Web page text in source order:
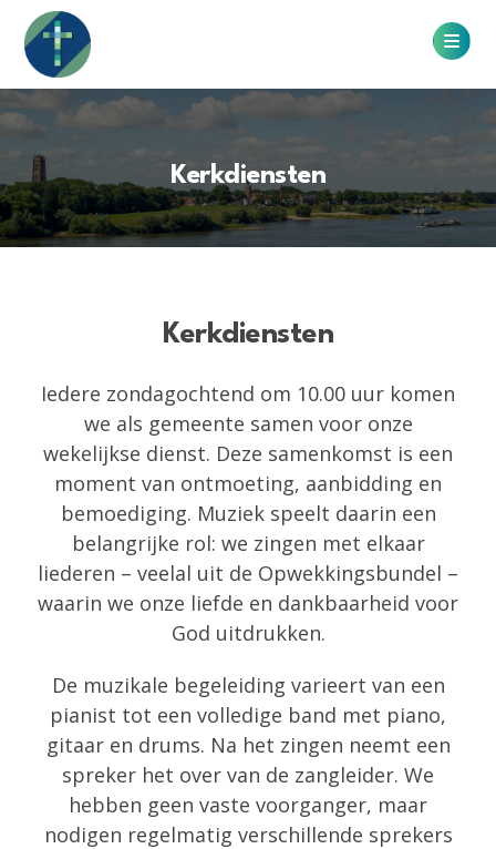
Kerkdiensten
Kerkdiensten
Iedere zondagochtend om 10.00 uur komen
we als gemeente samen voor onze
wekelijkse dienst. Deze samenkomst is een
moment van ontmoeting, aanbidding en
bemoediging. Muziek speelt daarin een
belangrijke rol: we zingen met elkaar
liederen – veelal uit de Opwekkingsbundel –
waarin we onze liefde en dankbaarheid voor
God uitdrukken.
De muzikale begeleiding varieert van een
pianist tot een volledige band met piano,
gitaar en drums. Na het zingen neemt een
spreker het over van de zangleider. We
hebben geen vaste voorganger, maar
nodigen regelmatig verschillende sprekers